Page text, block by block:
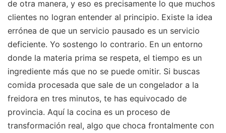
de otra manera, y eso es precisamente lo que muchos
clientes no logran entender al principio. Existe la idea
errónea de que un servicio pausado es un servicio
deficiente. Yo sostengo lo contrario. En un entorno
donde la materia prima se respeta, el tiempo es un
ingrediente más que no se puede omitir. Si buscas
comida procesada que sale de un congelador a la
freidora en tres minutos, te has equivocado de
provincia. Aquí la cocina es un proceso de
transformación real, algo que choca frontalmente con